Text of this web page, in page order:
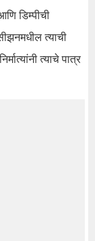
डिम्पीची
त्याची
त्याचे पात्र